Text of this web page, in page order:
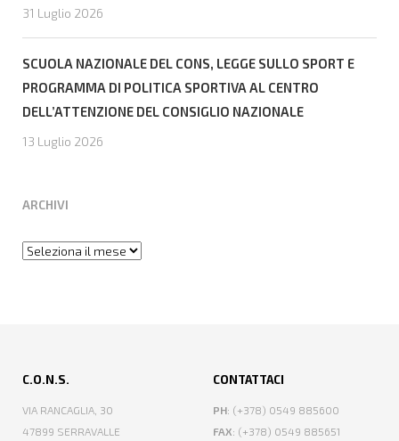
31 Luglio 2026
SCUOLA NAZIONALE DEL CONS, LEGGE SULLO SPORT E
PROGRAMMA DI POLITICA SPORTIVA AL CENTRO
DELL’ATTENZIONE DEL CONSIGLIO NAZIONALE
13 Luglio 2026
ARCHIVI
Archivi
C.O.N.S.
VIA RANCAGLIA, 30
47899 SERRAVALLE
CONTATTACI
PH: (+378) 0549 885600
FAX: (+378) 0549 885651